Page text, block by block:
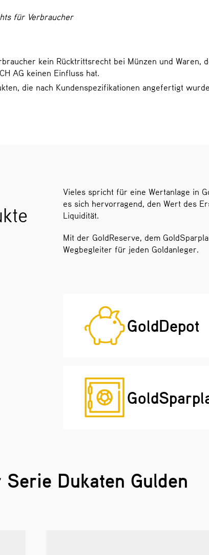
für Verbraucher
kein Rücktrittsrecht bei Münzen und
AG keinen Einfluss hat.
die nach Kundenspezifikationen angefertigt
Vieles spricht für eine Wertanlage in
es sich hervorragend, den Wert des
Liquidität.
Mit der GoldReserve, dem
Wegbegleiter für jeden Goldanleger.
GoldDepot
Dukaten Gulden